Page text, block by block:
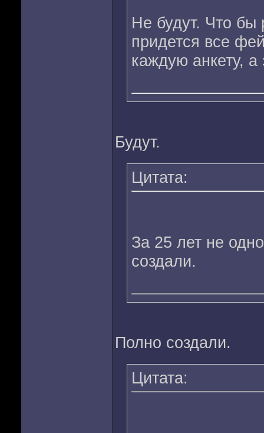
Не будут. Что бы
придется все
каждую анкету, а
Будут.
Цитата:
За 25 лет не
создали.
Полно создали.
Цитата: